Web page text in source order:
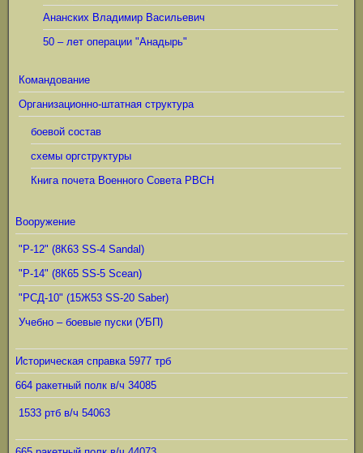
Ананских Владимир Васильевич
50 – лет операции "Анадырь"
Командование
Организационно-штатная структура
боевой состав
схемы оргструктуры
Книга почета Военного Совета РВСН
Вооружение
"Р-12" (8К63 SS-4 Sandal)
"Р-14" (8К65 SS-5 Scean)
"РСД-10" (15Ж53 SS-20 Saber)
Учебно – боевые пуски (УБП)
Историческая справка 5977 трб
664 ракетный полк в/ч 34085
1533 ртб в/ч 54063